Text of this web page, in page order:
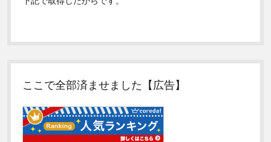
ここで全部済ませました【広告】